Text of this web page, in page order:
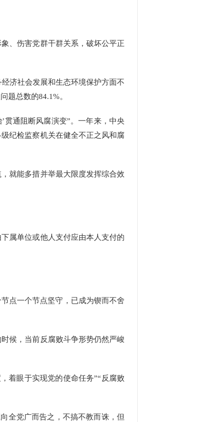
、伤害党群干群关系，破坏公平正
济社会发展和生态环境保护方面不
题总数的84.1%。
贯通阻断风腐演变”。一年来，中央
纪检监察机关在健全不正之风和腐
就能多措并举最大限度发挥综合效
属单位或他人支付应由本人支付的
点一个节点坚守，已成为锲而不舍
候，当前反腐败斗争形势仍然严峻
着眼于实现党的使命任务”“反腐败
全党广而告之，不搞不教而诛，但